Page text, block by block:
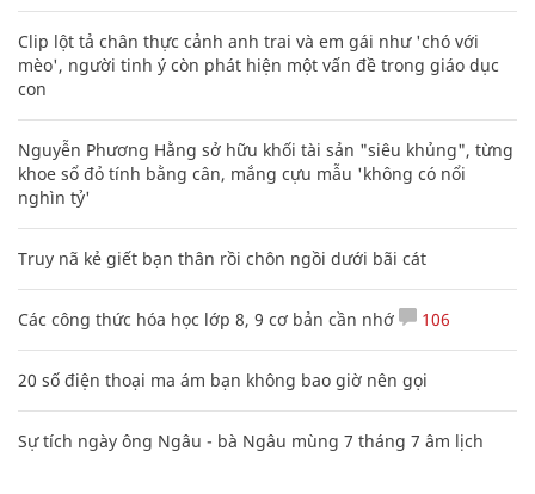
Clip lột tả chân thực cảnh anh trai và em gái như 'chó với
mèo', người tinh ý còn phát hiện một vấn đề trong giáo dục
con
Nguyễn Phương Hằng sở hữu khối tài sản "siêu khủng", từng
khoe sổ đỏ tính bằng cân, mắng cựu mẫu 'không có nổi
nghìn tỷ'
Truy nã kẻ giết bạn thân rồi chôn ngồi dưới bãi cát
Các công thức hóa học lớp 8, 9 cơ bản cần nhớ 106
20 số điện thoại ma ám bạn không bao giờ nên gọi
Sự tích ngày ông Ngâu - bà Ngâu mùng 7 tháng 7 âm lịch